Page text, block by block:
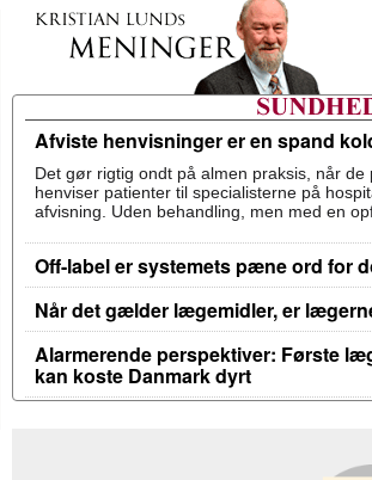
Afviste henvisninger er en spand
Det gør rigtig ondt på almen praksis, når
henviser patienter til specialisterne på
afvisning. Uden behandling, men med en
Off-label er systemets pæne ord for
Når det gælder lægemidler, er
Alarmerende perspektiver: Første
kan koste Danmark dyrt